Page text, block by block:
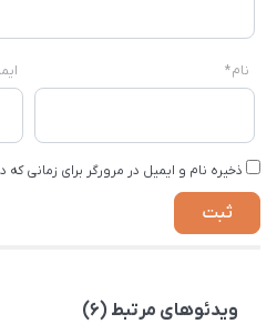
نام*
ذخیره نام و ایمیل در مرورگر برای زمانی
ویدئوهای مرتبط (6)